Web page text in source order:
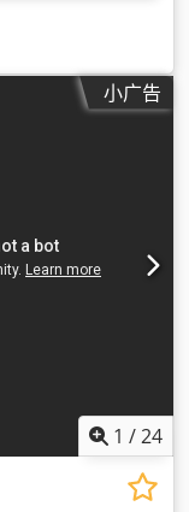
小广告
1 /24